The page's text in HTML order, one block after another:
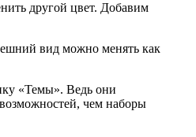
другой цвет. Добавим
вид можно менять как
«Темы». Ведь они
чем наборы